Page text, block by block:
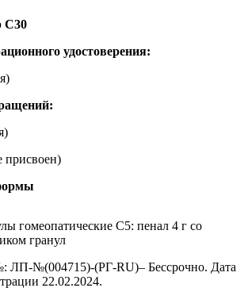
С30
удостоверения:
присвоен)
гомеопатические C5: пенал 4 г со
гранул
ЛП-№(004715)-(РГ-RU)– Бессрочно. Дата
22.02.2024.